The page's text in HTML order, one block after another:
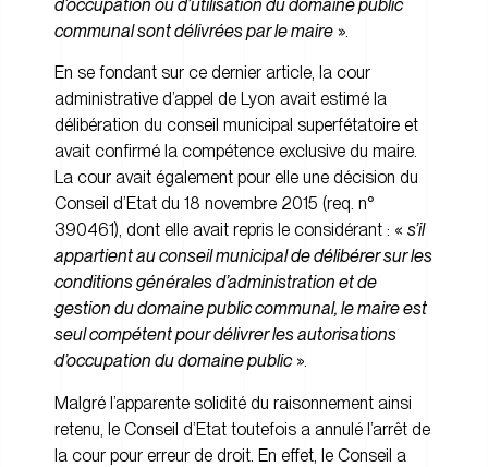
d’occupation ou d’utilisation du domaine public
communal sont délivrées par le maire ».
En se fondant sur ce dernier article, la cour
administrative d’appel de Lyon avait estimé la
délibération du conseil municipal superfétatoire et
avait confirmé la compétence exclusive du maire.
La cour avait également pour elle une décision du
Conseil d’Etat du 18 novembre 2015 (req. n°
390461), dont elle avait repris le considérant : « s’il
appartient au conseil municipal de délibérer sur les
conditions générales d’administration et de
gestion du domaine public communal, le maire est
seul compétent pour délivrer les autorisations
d’occupation du domaine public».
Malgré l’apparente solidité du raisonnement ainsi
retenu, le Conseil d’Etat toutefois a annulé l’arrêt de
la cour pour erreur de droit. En effet, le Conseil a